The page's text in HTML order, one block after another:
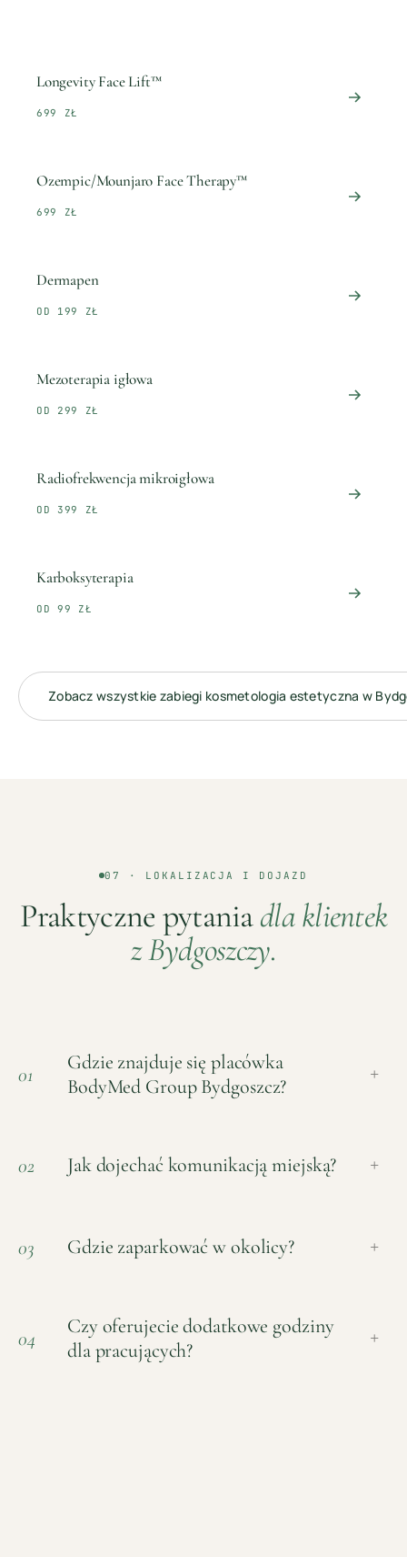
Longevity Face Lift™
699 ZŁ
Ozempic/Mounjaro Face Therapy™
699 ZŁ
Dermapen
OD 199 ZŁ
Mezoterapia igłowa
OD 299 ZŁ
Radiofrekwencja mikroigłowa
OD 399 ZŁ
Karboksyterapia
OD 99 ZŁ
Zobacz wszystkie zabiegi kosmetologia estetyczna w
07 · LOKALIZACJA I DOJAZD
Praktyczne pytaniadla klientek
zBydgoszczy.
01
Gdzie znajduje się placówka
BodyMed Group Bydgoszcz?
+
02 Jak dojechać komunikacją miejską? +
03 Gdzie zaparkować w okolicy? +
04
Czy oferujecie dodatkowe godziny
dla pracujących?
+